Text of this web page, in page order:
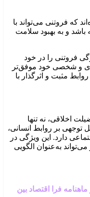
که فروتنی می‌تواند با
و به بهبود سلامت
فروتنی را در خود
و شخصی خود موفق‌تر
مثبت و اثرگذار با
اخلاقی، نه تنها
توجهی بر روابط انسانی،
دارد. این ویژگی در
به‌عنوان الگویی
فرا اقتصاد بین